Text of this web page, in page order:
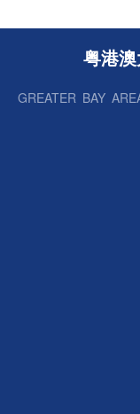
粤港
GREATER BAY